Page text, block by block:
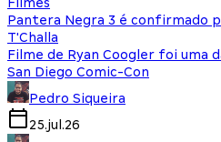
Pantera Negra 3 é confirmado
T'Challa
Filme de Ryan Coogler foi uma
San Diego Comic-Con
Pedro Siqueira
25.jul.26